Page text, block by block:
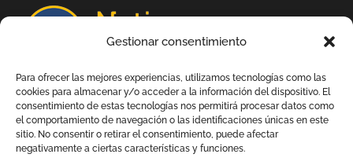
Gestionar consentimiento
Para ofrecer las mejores experiencias, utilizamos tecnologías como las
cookies para almacenar y/o acceder a la información del dispositivo. El
consentimiento de estas tecnologías nos permitirá procesar datos como
el comportamiento de navegación o las identificaciones únicas en este
sitio. No consentir o retirar el consentimiento, puede afectar
negativamente a ciertas características y funciones.